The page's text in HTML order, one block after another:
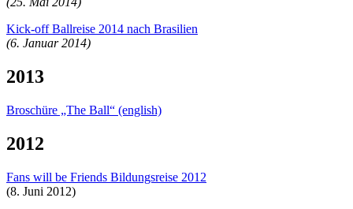
Kick-off Ballreise 2014 nach Brasilien
(6. Januar 2014)
2013
Broschüre „The Ball“ (english)
2012
Fans will be Friends Bildungsreise 2012
(8. Juni 2012)